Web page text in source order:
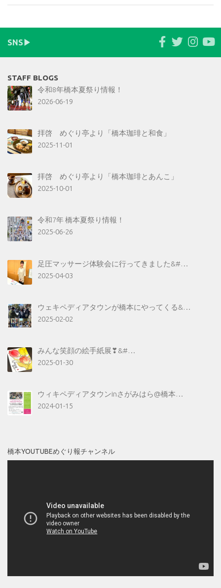
SNS▶︎
STAFF BLOGS
令和8年橋本夏祭り情報！
2026-06-19
拝啓 めぐり亭より「橋本珈琲と和食」
2025-11-01
拝啓 めぐり亭より「橋本珈琲とあんこ」
2025-10-01
令和7年 橋本夏祭り情報！
2025-06-26
足圧マッサージ体験会に行ってきました&#…
2025-04-03
ウェキペディアタウンが橋本にやってくる&…
2025-02-02
みんな笑顔の絵手紙展❣&#…
2025-01-30
ウィキペディアタウンinさがみはら@橋本…
2024-01-15
橋本YOUTUBEめぐり報チャンネル